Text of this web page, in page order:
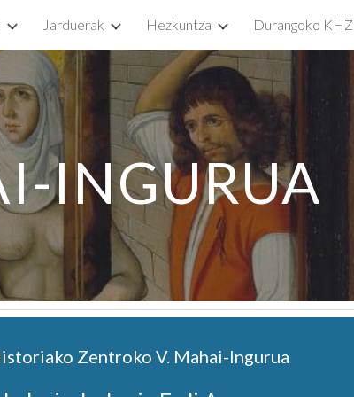
Skip to navigation
Jarduerak Hezkuntza Durangoko KHZ
INGURUA
Zentroko V. Mahai-Ingurua